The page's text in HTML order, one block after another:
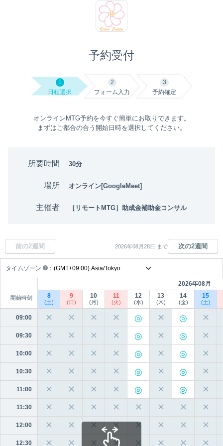
予約受付
1
日程選択
2
フォーム入力
3
予約確定
オンラインMTG予約を今すぐ簡単にお取りできます。
まずはご都合の合う開始日時を選択してください。
所要時間 30分
場所 オンライン[GoogleMeet]
主催者 ［リモートMTG］助成金補助金コンサル
前の2週間 2026年08月28日 まで 次の2週間
タイムゾーン ：
開始時刻
2026年08月
8
(土)
9
(日)
10
(月)
11
(火)
12
(水)
13
(木)
14
(金)
15
(土)
09:00 ✕ ✕ ✕ ✕ ✕ ✕
09:30 ✕ ✕ ✕ ✕ ✕ ✕
10:00 ✕ ✕ ✕ ✕ ✕ ✕
10:30 ✕ ✕ ✕ ✕ ✕ ✕
11:00 ✕ ✕ ✕ ✕ ✕ ✕
11:30 ✕ ✕ ✕ ✕ ✕ ✕ ✕ ✕
12:00 ✕ ✕ ✕ ✕ ✕ ✕ ✕ ✕
12:30 ✕ ✕ ✕ ✕ ✕ ✕ ✕ ✕